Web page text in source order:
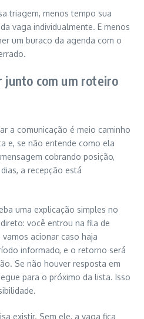
triagem, menos tempo sua
vaga individualmente. E menos
um buraco da agenda com o
junto com um roteiro
a comunicação é meio caminho
e, se não entende como ela
cobrando posição,
a recepção está
uma explicação simples no
você entrou na fila de
acionar caso haja
informado, e o retorno será
Se não houver resposta em
para o próximo da lista. Isso
existir. Sem ele, a vaga fica